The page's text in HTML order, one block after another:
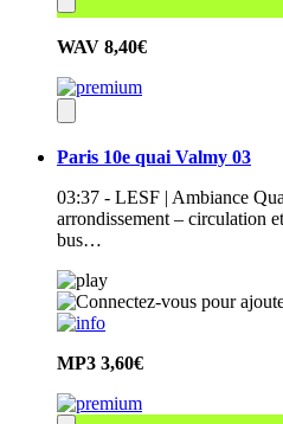
WAV 8,40€
Paris 10e quai Valmy 03
03:37 - LESF | Ambiance
arrondissement – circulation
bus…
MP3 3,60€